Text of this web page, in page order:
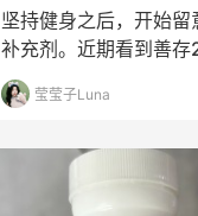
坚持健身之后，开始留
补充剂。近期看到善
维生素矿物质有活动，
莹莹子Luna
【55专享】Base
上新热卖 关注
LOEWE、加拿大鹅
Base Blu
LN-CC：限时大促
Ganni、Acne、西太
低至4折+额外8折